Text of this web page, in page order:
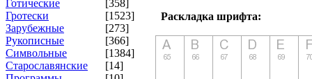
Готические
[358]
Гротески
[1523]
Зарубежные
[273]
Рукописные
[366]
Символьные
[1384]
Старославянские
[14]
Раскладка шрифта: